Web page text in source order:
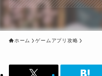
ホーム ゲームアプリ攻略